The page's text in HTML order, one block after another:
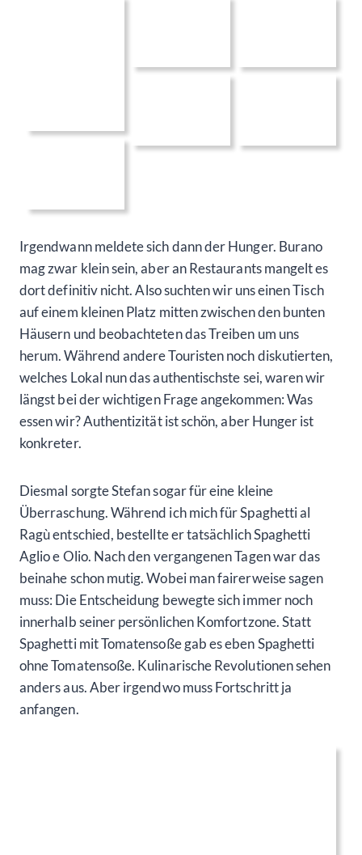
Irgendwann meldete sich dann der Hunger. Burano
mag zwar klein sein, aber an Restaurants mangelt es
dort definitiv nicht. Also suchten wir uns einen Tisch
auf einem kleinen Platz mitten zwischen den bunten
Häusern und beobachteten das Treiben um uns
herum. Während andere Touristen noch diskutierten,
welches Lokal nun das authentischste sei, waren wir
längst bei der wichtigen Frage angekommen: Was
essen wir? Authentizität ist schön, aber Hunger ist
konkreter.
Diesmal sorgte Stefan sogar für eine kleine
Überraschung. Während ich mich für Spaghetti al
Ragù entschied, bestellte er tatsächlich Spaghetti
Aglio e Olio. Nach den vergangenen Tagen war das
beinahe schon mutig. Wobei man fairerweise sagen
muss: Die Entscheidung bewegte sich immer noch
innerhalb seiner persönlichen Komfortzone. Statt
Spaghetti mit Tomatensoße gab es eben Spaghetti
ohne Tomatensoße. Kulinarische Revolutionen sehen
anders aus. Aber irgendwo muss Fortschritt ja
anfangen.